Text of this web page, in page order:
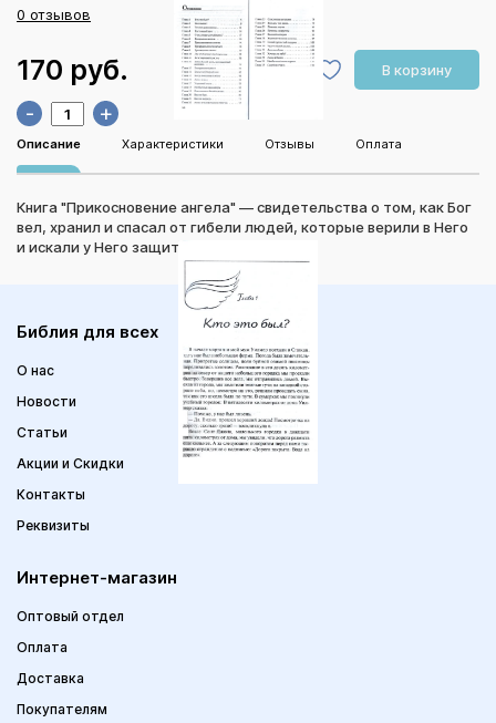
0 отзывов
170 руб. В корзину
- +
Описание Характеристики Отзывы Оплата
Книга "Прикосновение ангела" — свидетельства о том, как Бог
вел, хранил и спасал от гибели людей, которые верили в Него
и искали у Него защиты.
Библия для всех
О нас
Новости
Статьи
Акции и Скидки
Контакты
Реквизиты
Интернет-магазин
Оптовый отдел
Оплата
Доставка
Покупателям